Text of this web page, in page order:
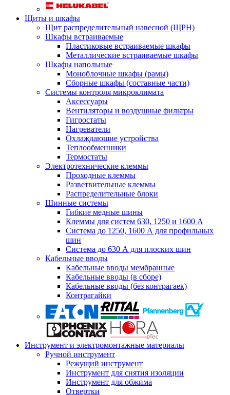
Щиты и шкафы
Щит распределительный навесной (ЩРН)
Шкафы встраиваемые
Пластиковые встраиваемые шкафы
Металлические встраиваемые шкафы
Шкафы напольные
Моноблочные шкафы (рамы)
Сборные шкафы (составные части)
Системы контроля микроклимата
Аксессуары
Вентиляторы и воздушные фильтры
Гигростаты
Нагреватели
Охлаждающие устройства
Теплообменники
Термостаты
Электротехнические клеммы
Проходные клеммы
Разветвительные клеммы
Распределительные блоки
Шинные системы
Гибкие медные шины
Клеммы для систем 630, 1250 и 1600 А
Система до 1250, 1600 А для профильных
шин
Система до 630 А для плоских шин
Кабельные вводы
Кабельные вводы мембранные
Кабельные вводы (в сборе)
Кабельные вводы (без контрагаек)
Контрагайки
Инструмент и электромонтажные материалы
Ручной инструмент
Режущий инструмент
Инструмент для снятия изоляции
Инструмент для обжима
Отвертки